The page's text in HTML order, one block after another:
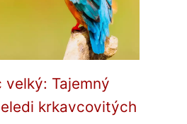
velký: Tajemný
krkavcovitých